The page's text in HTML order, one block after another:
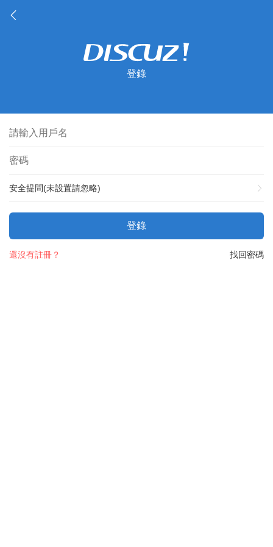
登錄
安全提問(未設置請忽略)
登錄
找回密碼
還沒有註冊？